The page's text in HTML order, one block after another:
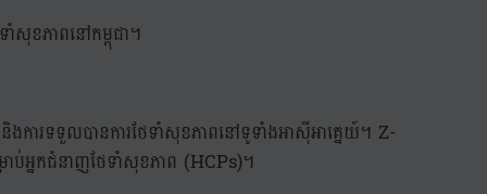
សុខភាពនៅកម្ពុជា។
ងការទទួលបានការថែទាំសុខភាពនៅទូទាំងអាស៊ីអាគ្នេយ៍។ Z-
រាប់អ្នកជំនាញថែទាំសុខភាព (HCPs)។